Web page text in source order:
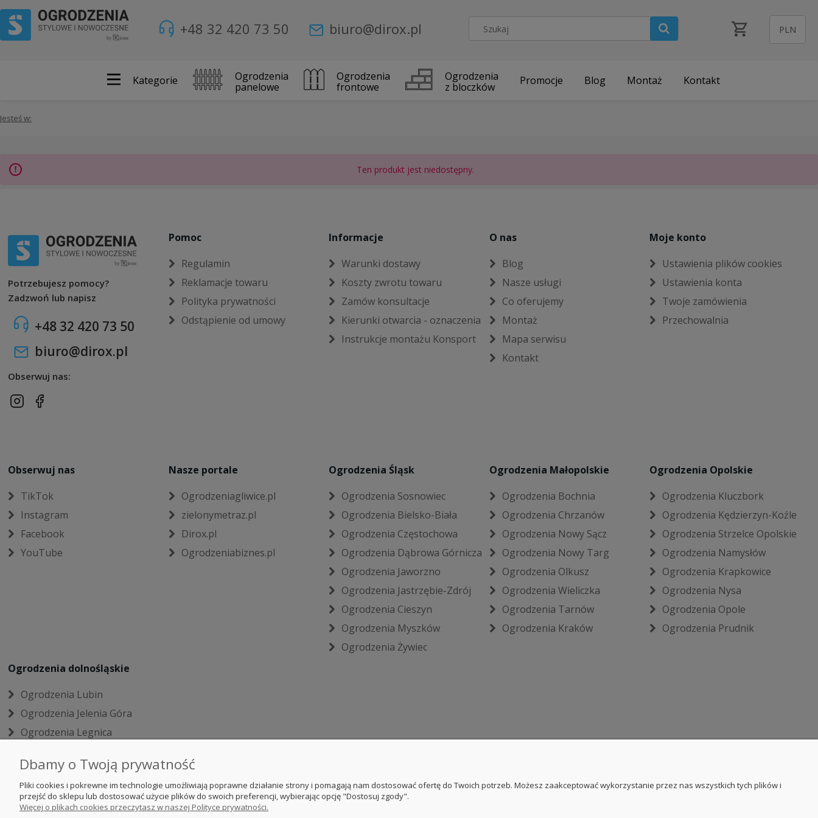
+48 32 420 73 50 biuro@dirox.pl
Kategorie
Ogrodzenia
panelowe
Ogrodzenia
frontowe
Ogrodzenia
z bloczków
Promocje Blog Montaż Kontakt
Jesteś w:
Ten produkt jest niedostępny.
Potrzebujesz pomocy?
Zadzwoń lub napisz
+48 32 420 73 50
biuro@dirox.pl
Obserwuj nas:
Pomoc
Regulamin
Reklamacje towaru
Polityka prywatności
Odstąpienie od umowy
Informacje
Warunki dostawy
Koszty zwrotu towaru
Zamów konsultacje
Kierunki otwarcia - oznaczenia
Instrukcje montażu Konsport
O nas
Blog
Nasze usługi
Co oferujemy
Montaż
Mapa serwisu
Kontakt
Moje konto
Ustawienia plików cookies
Ustawienia konta
Twoje zamówienia
Przechowalnia
Obserwuj nas
TikTok
Instagram
Facebook
YouTube
Nasze portale
Ogrodzeniagliwice.pl
zielonymetraz.pl
Dirox.pl
Ogrodzeniabiznes.pl
Ogrodzenia Śląsk
Ogrodzenia Sosnowiec
Ogrodzenia Bielsko-Biała
Ogrodzenia Częstochowa
Ogrodzenia Dąbrowa Górnicza
Ogrodzenia Jaworzno
Ogrodzenia Jastrzębie-Zdrój
Ogrodzenia Cieszyn
Ogrodzenia Myszków
Ogrodzenia Żywiec
Ogrodzenia Małopolskie
Ogrodzenia Bochnia
Ogrodzenia Chrzanów
Ogrodzenia Nowy Sącz
Ogrodzenia Nowy Targ
Ogrodzenia Olkusz
Ogrodzenia Wieliczka
Ogrodzenia Tarnów
Ogrodzenia Kraków
Ogrodzenia Opolskie
Ogrodzenia Kluczbork
Ogrodzenia Kędzierzyn-Koźle
Ogrodzenia Strzelce Opolskie
Ogrodzenia Namysłów
Ogrodzenia Krapkowice
Ogrodzenia Nysa
Ogrodzenia Opole
Ogrodzenia Prudnik
Ogrodzenia dolnośląskie
Ogrodzenia Lubin
Ogrodzenia Jelenia Góra
Ogrodzenia Legnica
Ogrodzenia panelowe
Bolesławiec
Ogrodzenia Świdnica
Dbamy o Twoją prywatność
Pliki cookies i pokrewne im technologie umożliwiają poprawne działanie strony i pomagają nam dostosować ofertę do Twoich potrzeb. Możesz zaakceptować wykorzystanie przez nas wszystkich tych plików i
przejść do sklepu lub dostosować użycie plików do swoich preferencji, wybierając opcję "Dostosuj zgody".
Więcej o plikach cookies przeczytasz w naszej Polityce prywatności.